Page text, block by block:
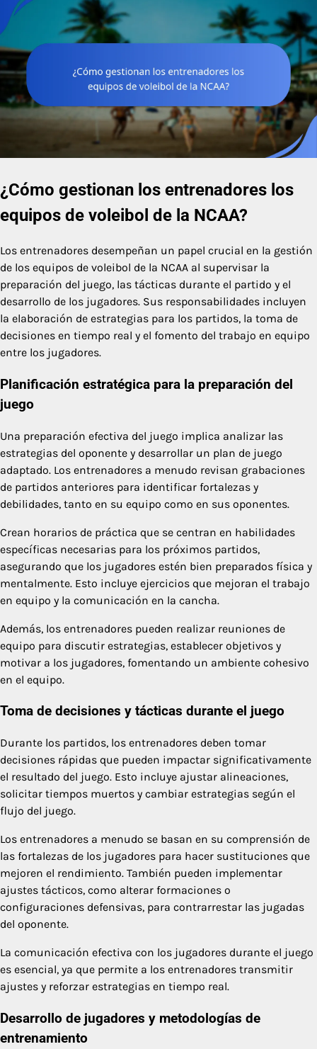
¿Cómo gestionan los entrenadores los
equipos de voleibol de la NCAA?
Los entrenadores desempeñan un papel crucial en la gestión
de los equipos de voleibol de la NCAA al supervisar la
preparación del juego, las tácticas durante el partido y el
desarrollo de los jugadores. Sus responsabilidades incluyen
la elaboración de estrategias para los partidos, la toma de
decisiones en tiempo real y el fomento del trabajo en equipo
entre los jugadores.
Planificación estratégica para la preparación del
juego
Una preparación efectiva del juego implica analizar las
estrategias del oponente y desarrollar un plan de juego
adaptado. Los entrenadores a menudo revisan grabaciones
de partidos anteriores para identificar fortalezas y
debilidades, tanto en su equipo como en sus oponentes.
Crean horarios de práctica que se centran en habilidades
específicas necesarias para los próximos partidos,
asegurando que los jugadores estén bien preparados física y
mentalmente. Esto incluye ejercicios que mejoran el trabajo
en equipo y la comunicación en la cancha.
Además, los entrenadores pueden realizar reuniones de
equipo para discutir estrategias, establecer objetivos y
motivar a los jugadores, fomentando un ambiente cohesivo
en el equipo.
Toma de decisiones y tácticas durante el juego
Durante los partidos, los entrenadores deben tomar
decisiones rápidas que pueden impactar significativamente
el resultado del juego. Esto incluye ajustar alineaciones,
solicitar tiempos muertos y cambiar estrategias según el
flujo del juego.
Los entrenadores a menudo se basan en su comprensión de
las fortalezas de los jugadores para hacer sustituciones que
mejoren el rendimiento. También pueden implementar
ajustes tácticos, como alterar formaciones o
configuraciones defensivas, para contrarrestar las jugadas
del oponente.
La comunicación efectiva con los jugadores durante el juego
es esencial, ya que permite a los entrenadores transmitir
ajustes y reforzar estrategias en tiempo real.
Desarrollo de jugadores y metodologías de
entrenamiento